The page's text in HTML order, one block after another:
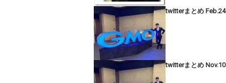
twitterまとめ Feb.24
twitterまとめ Nov.10